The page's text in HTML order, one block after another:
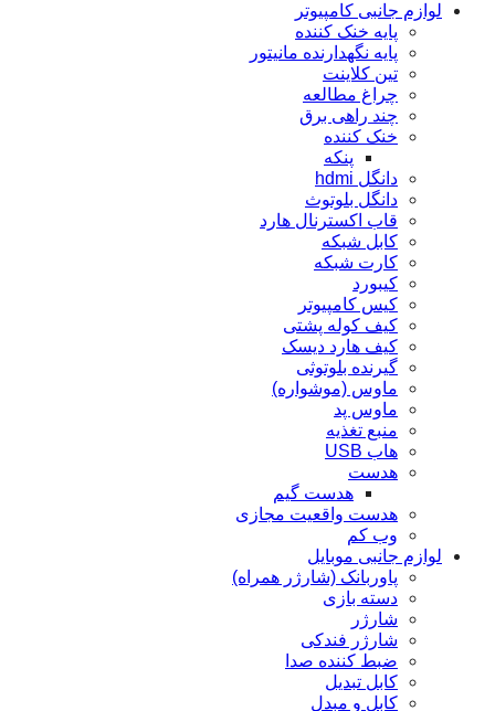
لوازم جانبی کامپیوتر
پایه خنک کننده
پایه نگهدارنده مانیتور
تین کلاینت
چراغ مطالعه
چند راهی برق
خنک کننده
پنکه
دانگل hdmi
دانگل بلوتوث
قاب اکسترنال هارد
کابل شبکه
کارت شبکه
کيبورد
کیس کامپیوتر
کیف کوله پشتی
کیف هارد دیسک
گیرنده بلوتوثی
ماوس (موشواره)
ماوس پد
منبع تغذیه
هاب USB
هدست
هدست گیم
هدست واقعیت مجازی
وب کم
لوازم جانبی موبایل
پاوربانک (شارژر همراه)
دسته بازی
شارژر
شارژر فندکی
ضبط کننده صدا
کابل تبدیل
کابل و مبدل